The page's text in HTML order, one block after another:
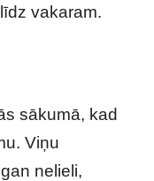
vakaram.
sākumā, kad
Viņu
nelieli,